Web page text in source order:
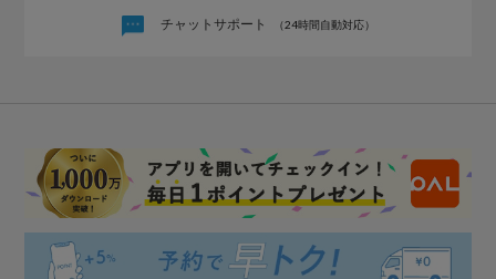
チャットサポート （24時間自動対応）